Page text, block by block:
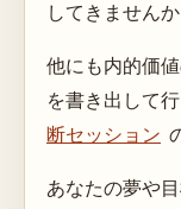
してきませんか
他にも内的価
を書き出して
断セッション
あなたの夢や